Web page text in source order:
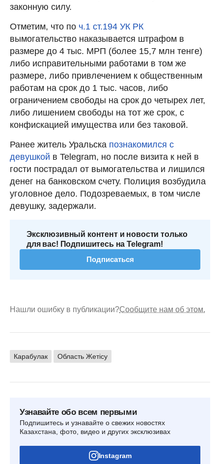
законную силу.
Отметим, что по ч.1 ст.194 УК РК
вымогательство наказывается штрафом в
размере до 4 тыс. МРП (более 15,7 млн тенге)
либо исправительными работами в том же
размере, либо привлечением к общественным
работам на срок до 1 тыс. часов, либо
ограничением свободы на срок до четырех лет,
либо лишением свободы на тот же срок, с
конфискацией имущества или без таковой.
Ранее житель Уральска познакомился с
девушкой в Telegram, но после визита к ней в
гости пострадал от вымогательства и лишился
денег на банковском счету. Полиция возбудила
уголовное дело. Подозреваемых, в том числе
девушку, задержали.
Эксклюзивный контент и новости только
для вас! Подпишитесь на Telegram!
Подписаться
Нашли ошибку в публикации?Сообщите нам об этом.
Карабулак Область Жетісу
Узнавайте обо всем первыми
Подпишитесь и узнавайте о свежих новостях
Казахстана, фото, видео и других эксклюзивах
Instagram